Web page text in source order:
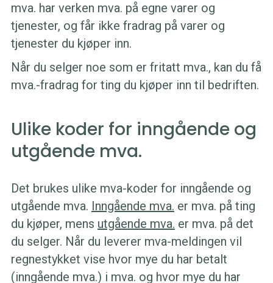
mva. har verken mva. på egne varer og
tjenester, og får ikke fradrag på varer og
tjenester du kjøper inn.
Når du selger noe som er fritatt mva., kan du få
mva.-fradrag for ting du kjøper inn til bedriften.
Ulike koder for inngående og
utgående mva.
Det brukes ulike mva-koder for inngående og
utgående mva. Inngående mva. er mva. på ting
du kjøper, mens utgående mva. er mva. på det
du selger. Når du leverer mva-meldingen vil
regnestykket vise hvor mye du har betalt
(inngående mva.) i mva. og hvor mye du har